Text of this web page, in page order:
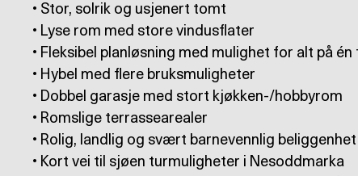
• Stor, solrik og usjenert tomt
• Lyse rom med store vindusflater
• Fleksibel planløsning med mulighet for alt på én
• Hybel med flere bruksmuligheter
• Dobbel garasje med stort kjøkken-/hobbyrom
• Romslige terrassearealer
• Rolig, landlig og svært barnevennlig beliggenhet
• Kort vei til sjøen turmuligheter i Nesoddmarka